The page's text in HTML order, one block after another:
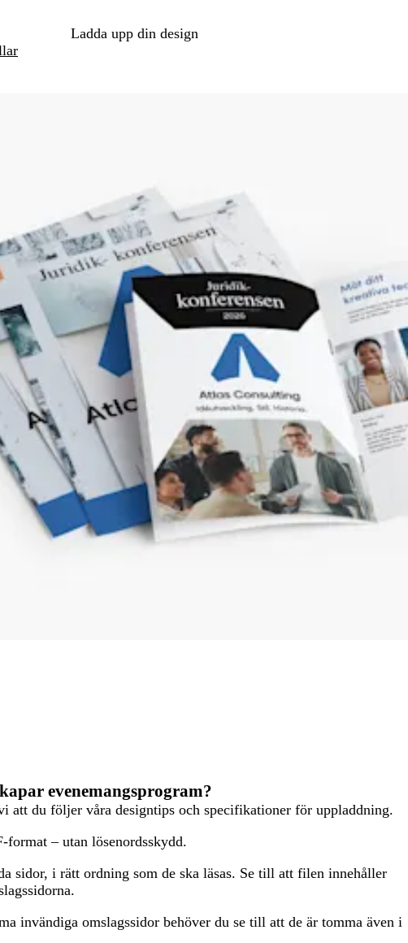
Ladda upp din design
evenemangsprogram?
att du följer våra designtips och specifikationer för uppladdning.
format – utan lösenordsskydd.
sidor, i rätt ordning som de ska läsas. Se till att filen innehåller
invändiga omslagssidor behöver du se till att de är tomma även i